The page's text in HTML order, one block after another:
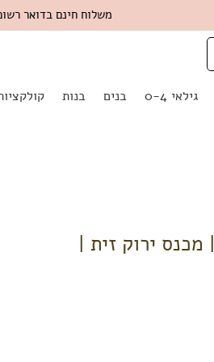
משלוח חינם בדואר רשום בקניה מעל 300 ₪
גילאי 0-4 בנים בנות
מידה 7-8 | מכנס ירוק זית |